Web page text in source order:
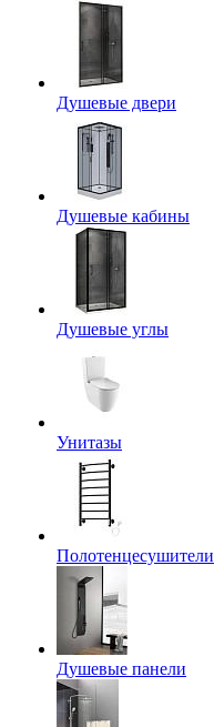
Душевые двери
Душевые кабины
Душевые углы
Унитазы
Полотенцесушители
Душевые панели